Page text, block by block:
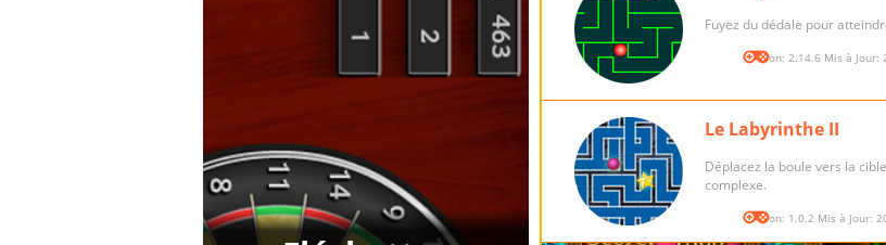
Fuyez du dédale pour
Version: 2.14.6 Mis à Jour:
Le Labyrinthe II
Déplacez la boule vers la
complexe.
Version: 1.0.2 Mis à Jour: